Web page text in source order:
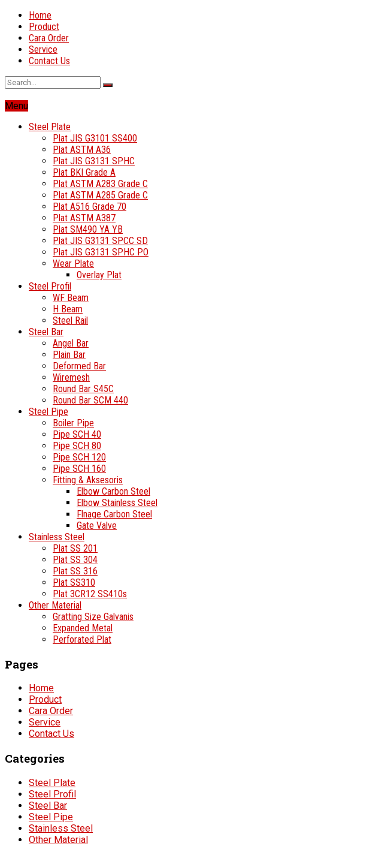
Home
Product
Cara Order
Service
Contact Us
Menu
Steel Plate
Plat JIS G3101 SS400
Plat ASTM A36
Plat JIS G3131 SPHC
Plat BKI Grade A
Plat ASTM A283 Grade C
Plat ASTM A285 Grade C
Plat A516 Grade 70
Plat ASTM A387
Plat SM490 YA YB
Plat JIS G3131 SPCC SD
Plat JIS G3131 SPHC PO
Wear Plate
Overlay Plat
Steel Profil
WF Beam
H Beam
Steel Rail
Steel Bar
Angel Bar
Plain Bar
Deformed Bar
Wiremesh
Round Bar S45C
Round Bar SCM 440
Steel Pipe
Boiler Pipe
Pipe SCH 40
Pipe SCH 80
Pipe SCH 120
Pipe SCH 160
Fitting & Aksesoris
Elbow Carbon Steel
Elbow Stainless Steel
Flnage Carbon Steel
Gate Valve
Stainless Steel
Plat SS 201
Plat SS 304
Plat SS 316
Plat SS310
Plat 3CR12 SS410s
Other Material
Gratting Size Galvanis
Expanded Metal
Perforated Plat
Pages
Home
Product
Cara Order
Service
Contact Us
Categories
Steel Plate
Steel Profil
Steel Bar
Steel Pipe
Stainless Steel
Other Material